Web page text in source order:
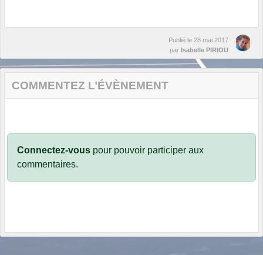
Publié le 28 mai 2017
par Isabelle PIRIOU
COMMENTEZ L’ÉVÈNEMENT
Connectez-vous pour pouvoir participer aux
commentaires.